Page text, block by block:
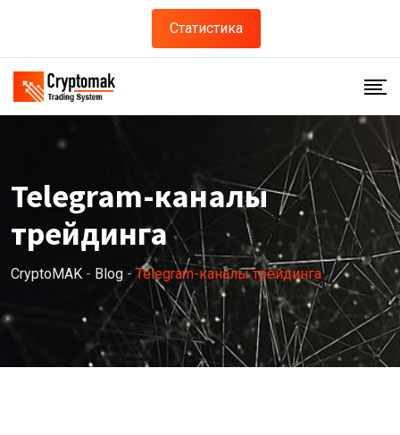
content
Статистика
Telegram-каналы
трейдинга
CryptoMAK - Blog - Telegram-каналы трейдинга